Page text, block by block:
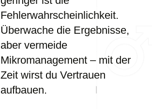
Fehlerwahrscheinlichkeit.
Überwache die Ergebnisse,
aber vermeide
Mikromanagement – mit der
Zeit wirst du Vertrauen
aufbauen.